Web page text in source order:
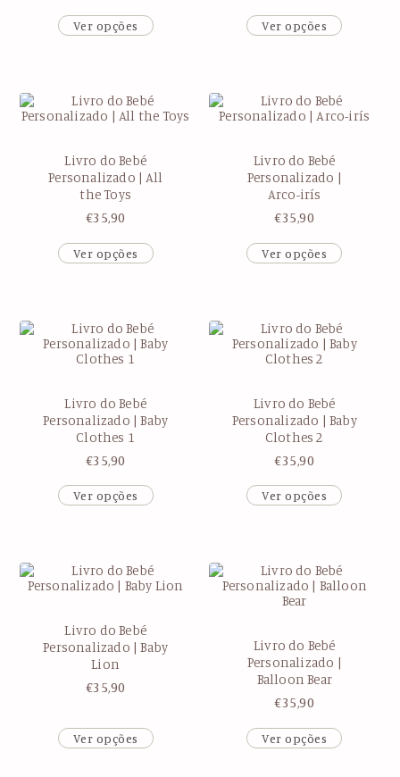
Ver opções Ver opções
Livro do Bebé
Personalizado | All
the Toys
€35,90
Ver opções
Livro do Bebé
Personalizado |
Arco-irís
€35,90
Ver opções
Livro do Bebé
Personalizado | Baby
Clothes 1
€35,90
Ver opções
Livro do Bebé
Personalizado | Baby
Clothes 2
€35,90
Ver opções
Livro do Bebé
Personalizado | Baby
Lion
€35,90
Ver opções
Livro do Bebé
Personalizado |
Balloon Bear
€35,90
Ver opções